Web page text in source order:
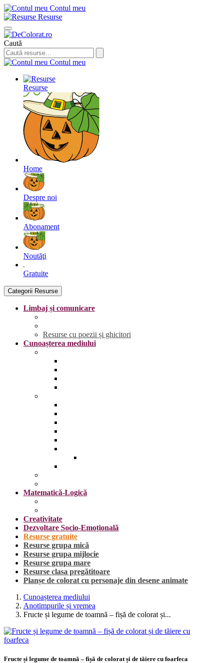
Contul meu
Resurse
Caută
Contul meu
Resurse
Home
Despre noi
Abonament
Noutăţi
Gratuite
Categorii Resurse
Limbaj și comunicare
Resurse cu poezii și ghicitori
Cunoașterea mediului
Matematică-Logică
Creativitate
Dezvoltare Socio-Emoțională
Resurse gratuite
Resurse grupa mică
Resurse grupa mijlocie
Resurse grupa mare
Resurse clasa pregătitoare
Planșe de colorat cu personaje din desene animate
Cunoașterea mediului
Anotimpurile și vremea
Fructe și legume de toamnă – fișă de colorat și...
Fructe și legume de toamnă – fișă de colorat și de tăiere cu foarfeca